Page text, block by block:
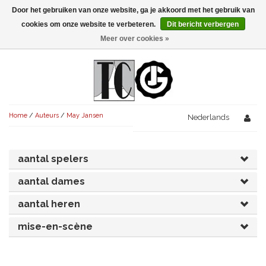
Menu
AVONDVULLEND (+75')
KORT (-30')
UITGELICHT!
AVONDVULLEND (+75')
OVERIG (30'-75')
UITGELICHT!
OVERIG (30'-75')
AVONDVULLEND (+75')
KORT (-30')
OVERIG (30'-75')
SPEKTAKELSTUKKEN
JUBILEUMSTUK
KOSTUUMSTUK
OVERIG
SINTERKLAASTONEEL
RECHTEN REGELEN
Home / Auteurs / May Jansen Nederlands
aantal spelers
aantal dames
aantal heren
mise-en-scène
Door het gebruiken van onze website, ga je akkoord met het gebruik van
cookies om onze website te verbeteren.
Dit bericht verbergen
Meer over cookies »